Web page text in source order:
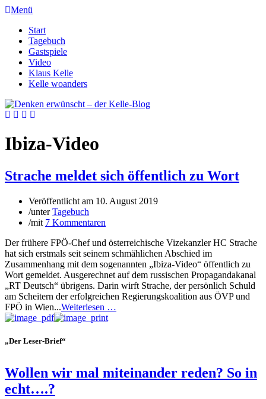
Menü
Start
Tagebuch
Gastspiele
Video
Klaus Kelle
Kelle woanders
Ibiza-Video
Strache meldet sich öffentlich zu Wort
Veröffentlicht am 10. August 2019
/unterTagebuch
/mit 7 Kommentaren
Der frühere FPÖ-Chef und österreichische Vizekanzler HC Strache
hat sich erstmals seit seinem schmählichen Abschied im
Zusammenhang mit dem sogenannten „Ibiza-Video“ öffentlich zu
Wort gemeldet. Ausgerechnet auf dem russischen Propagandakanal
„RT Deutsch“ übrigens. Darin wirft Strache, der persönlich Schuld
am Scheitern der erfolgreichen Regierungskoalition aus ÖVP und
FPÖ in Wien...Weiterlesen …
„Der Leser-Brief“
Wollen wir mal miteinander reden? So in
echt….?